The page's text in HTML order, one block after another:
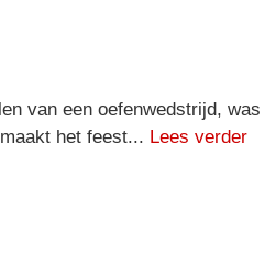
van een oefenwedstrijd,
het feest... Lees verder